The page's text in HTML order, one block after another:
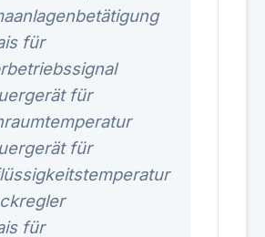
für
für
für
für